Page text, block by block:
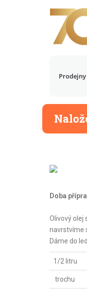
Prodejny
Doba
Olivový olej
navrstvíme
Dáme do
1/2 litru
trochu